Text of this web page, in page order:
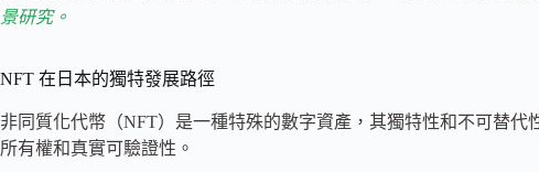
景研究。
NFT 在日本的獨特發展路徑
非同質化代幣（NFT）是一種特殊的數字資產，其獨特性和不可替
所有權和真實可驗證性。